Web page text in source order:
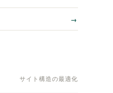
サイト構造の最適化